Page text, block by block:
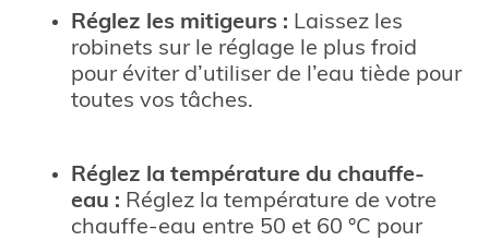
Réglez les mitigeurs : Laissez les
robinets sur le réglage le plus froid
pour éviter d’utiliser de l’eau tiède pour
toutes vos tâches.
Réglez la température du chauffe-
eau : Réglez la température de votre
chauffe-eau entre 50 et 60 °C pour